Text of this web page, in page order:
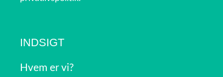
INDSIGT
Hvem er vi?